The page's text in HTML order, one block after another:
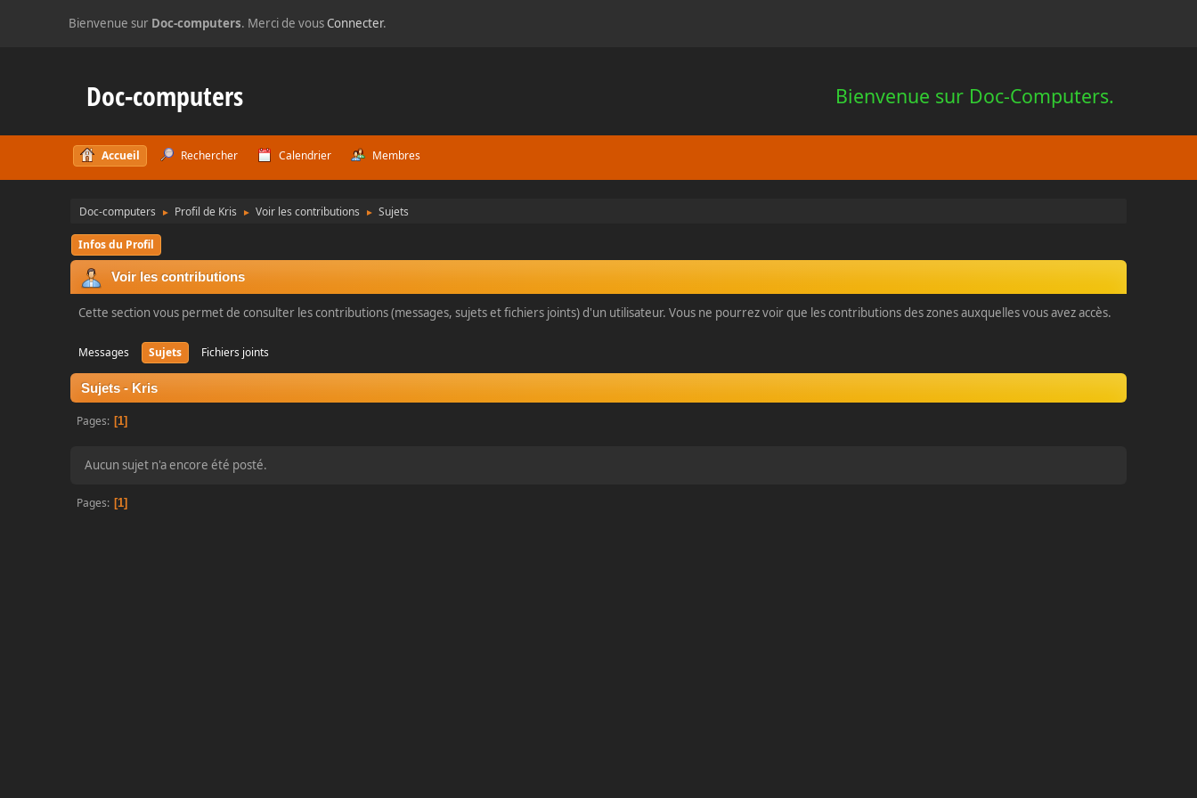
Bienvenue sur Doc-computers. Merci de vousConnecter.
Bienvenue sur Doc-Computers.
Doc-computers
Accueil Rechercher Calendrier Membres
Doc-computers ► Profil de Kris ► Voir les contributions ► Sujets
Infos du Profil
Voir les contributions
Cette section vous permet de consulter les contributions (messages, sujets et fichiers joints) d'un utilisateur. Vous ne pourrez voir que les contributions des zones auxquelles vous avez accès.
Messages Sujets Fichiers joints
Sujets - Kris
Pages 1
Aucun sujet n'a encore été posté.
Pages 1